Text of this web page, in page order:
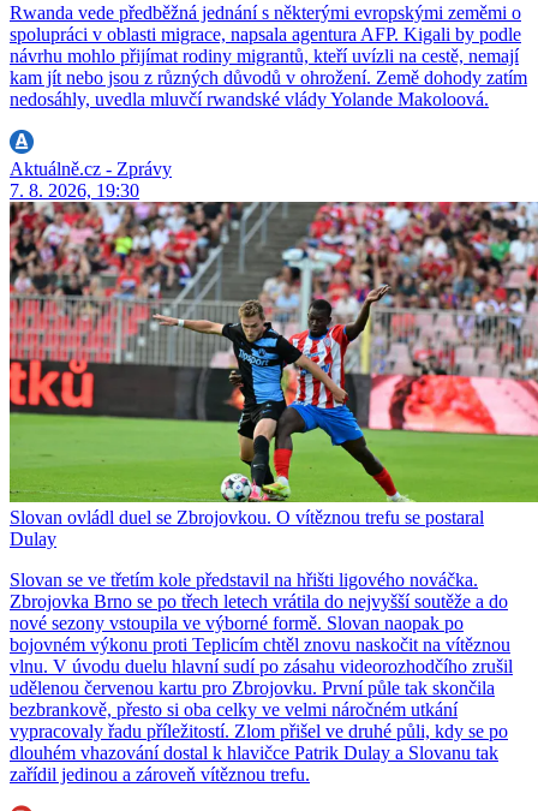
Rwanda vede předběžná jednání s některými evropskými zeměmi o
spolupráci v oblasti migrace, napsala agentura AFP. Kigali by podle
návrhu mohlo přijímat rodiny migrantů, kteří uvízli na cestě, nemají
kam jít nebo jsou z různých důvodů v ohrožení. Země dohody zatím
nedosáhly, uvedla mluvčí rwandské vlády Yolande Makoloová.
Aktuálně.cz - Zprávy
7. 8. 2026, 19:30
Slovan ovládl duel se Zbrojovkou. O vítěznou trefu se postaral
Dulay
Slovan se ve třetím kole představil na hřišti ligového nováčka.
Zbrojovka Brno se po třech letech vrátila do nejvyšší soutěže a do
nové sezony vstoupila ve výborné formě. Slovan naopak po
bojovném výkonu proti Teplicím chtěl znovu naskočit na vítěznou
vlnu. V úvodu duelu hlavní sudí po zásahu videorozhodčího zrušil
udělenou červenou kartu pro Zbrojovku. První půle tak skončila
bezbrankově, přesto si oba celky ve velmi náročném utkání
vypracovaly řadu příležitostí. Zlom přišel ve druhé půli, kdy se po
dlouhém vhazování dostal k hlavičce Patrik Dulay a Slovanu tak
zařídil jedinou a zároveň vítěznou trefu.